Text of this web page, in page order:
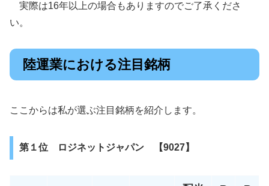
実際は16年以上の場合もありますのでご了承くださ
い。
陸運業における注目銘柄
ここからは私が選ぶ注目銘柄を紹介します。
第１位 ロジネットジャパン 【9027】